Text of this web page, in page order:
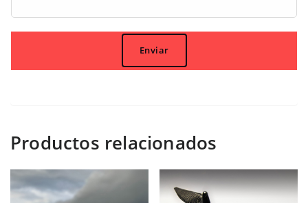
Productos relacionados